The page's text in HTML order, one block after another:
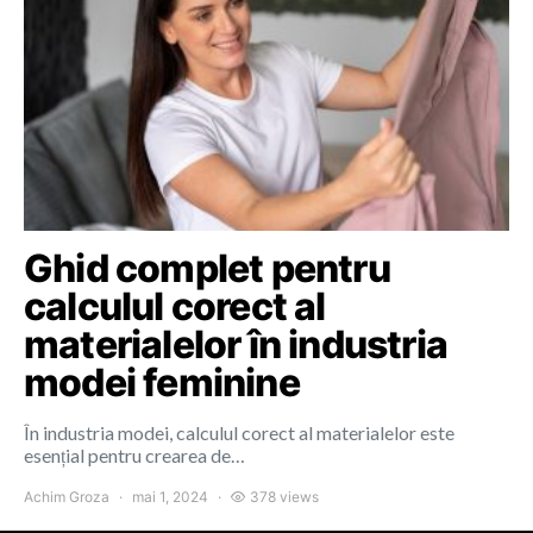
Ghid complet pentru
calculul corect al
materialelor în industria
modei feminine
În industria modei, calculul corect al materialelor este
esențial pentru crearea de…
Achim Groza mai 1, 2024 378 views